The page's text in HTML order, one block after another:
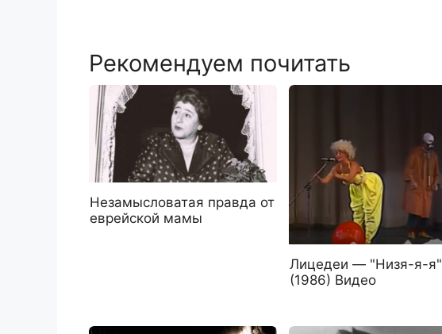
Рекомендуем почитать
Незамысловатая правда от
еврейской мамы
Лицедеи — "Низя-я-я"
(1986) Видео